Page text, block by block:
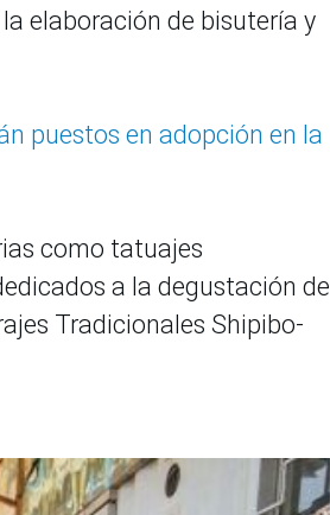
elaboración de bisutería y
puestos en adopción en la
como tatuajes
a la degustación de
Tradicionales Shipibo-